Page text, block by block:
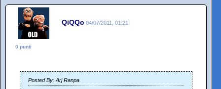
QiQQo 04/07/2011, 01:21
0 punti
Posted By: Arj Ranpa